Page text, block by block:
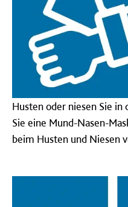
Husten oder niesen Sie
Sie eine Mund-Nasen-
beim Husten und Niesen